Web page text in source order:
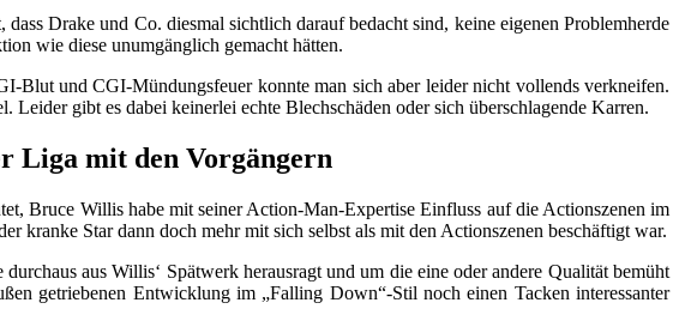
Drake und Co. diesmal sichtlich darauf bedacht sind, keine eigenen Problemherde
wie diese unumgänglich gemacht hätten.
Blut und CGI-Mündungsfeuer konnte man sich aber leider nicht vollends verkneifen.
gibt es dabei keinerlei echte Blechschäden oder sich überschlagende Karren.
Liga mit den Vorgängern
Bruce Willis habe mit seiner Action-Man-Expertise Einfluss auf die Actionszenen im
kranke Star dann doch mehr mit sich selbst als mit den Actionszenen beschäftigt war.
aus Willis‘ Spätwerk herausragt und um die eine oder andere Qualität bemüht
getriebenen Entwicklung im „Falling Down“-Stil noch einen Tacken interessanter